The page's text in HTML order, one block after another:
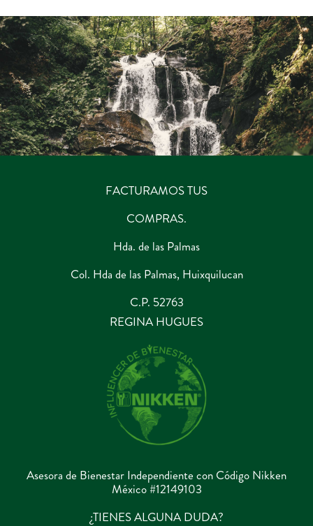
FACTURAMOS TUS
COMPRAS.
Hda. de las Palmas
Col. Hda de las Palmas, Huixquilucan
C.P. 52763
REGINA HUGUES
Asesora de Bienestar Independiente con Código Nikken
México #12149103
¿TIENES ALGUNA DUDA?